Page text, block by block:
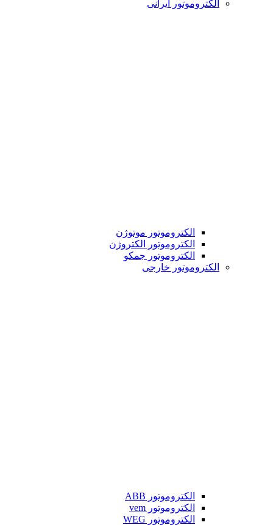
الکتروموتور ایرانی
الکتروموتور موتوژن
الکتروموتور الکتروژن
الکتروموتور جمکو
الکتروموتور خارجی
الکتروموتور ABB
الکتروموتور vem
الکتروموتور WEG